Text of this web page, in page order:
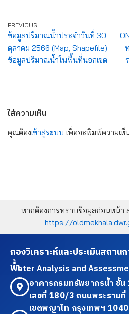
PREVIOUS
ข้อมูลปริมาณน้ำประจำวันที่ 30
ตุลาคม 2566 (Map, Shapefile)
ข้อมูลปริมาณน้ำในพื้นที่นอกเขต
ใส่ความเห็น
คุณต้องเข้าสู่ระบบ เพื่อจะพิมพ์ความเห็
หากต้องการทราบข้อมูลก่อนหน้า
https://
กองวิเคราะห์และประเมินสถา
น้ำ
Water Analysis and
อาคารกรมทรัพยากรน้ำ ชั้น
เลขที่ 180/3 ถนนพระราม
เขตพญาไท กรุงเทพฯ